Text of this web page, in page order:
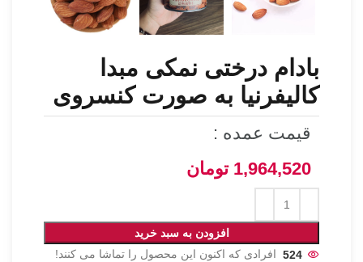
بادام درختی نمکی مبدا
کالیفرنیا به صورت کنسروی
قیمت عمده :
1,964,520 تومان
افزودن به سبد خرید
524
افرادی که اکنون این محصول را تماشا می کنند!